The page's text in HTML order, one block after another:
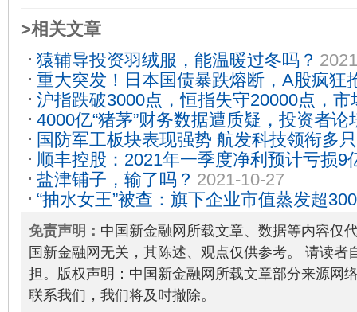
>相关文章
猿辅导投资羽绒服，能温暖过冬吗？
重大突发！日本国债暴跌熔断，A股疯狂
什么？外资横扫133亿，中国资产能否持
沪指跌破3000点，恒指失守20000点，
丨火线解读2022-04-27
4000亿“猪茅”财务数据遭质疑，投资者
牧原股份发声……2021-03-15
国防军工板块表现强势 航发科技领衔多
03
顺丰控股：2021年一季度净利预计亏损9
04-09
盐津铺子，输了吗？ 2021-10-27
“抽水女王”被查：旗下企业市值蒸发超
2022-01-28
免责声明： 中国新金融网所载文章、数据等内容仅
国新金融网无关，其陈述、观点仅供参考。 请读者
担。版权声明：中国新金融网所载文章部分来源网
联系我们，我们将及时撤除。